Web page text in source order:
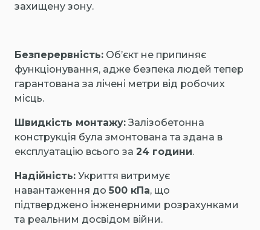
захищену зону.
Безперервність: Об’єкт не припиняє
функціонування, адже безпека людей тепер
гарантована за лічені метри від робочих
місць.
Швидкість монтажу: Залізобетонна
конструкція була змонтована та здана в
експлуатацію всього за 24 години.
Надійність: Укриття витримує
навантаження до 500 кПа, що
підтверджено інженерними розрахунками
та реальним досвідом війни.